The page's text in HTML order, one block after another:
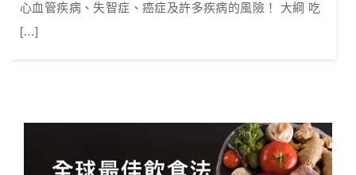
心血管疾病、失智症、癌症及許多疾病的風險！ 大綱 吃
[…]